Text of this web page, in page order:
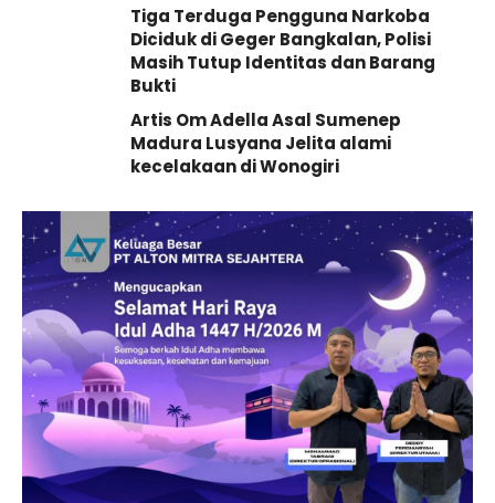
Tiga Terduga Pengguna Narkoba
Diciduk di Geger Bangkalan, Polisi
Masih Tutup Identitas dan Barang
Bukti
Artis Om Adella Asal Sumenep
Madura Lusyana Jelita alami
kecelakaan di Wonogiri